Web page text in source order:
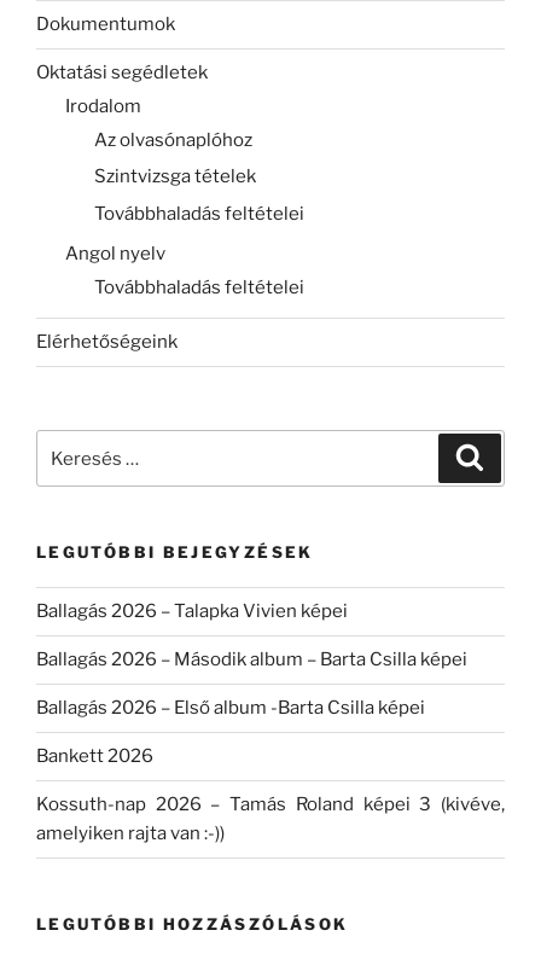
Dokumentumok
Oktatási segédletek
Irodalom
Az olvasónaplóhoz
Szintvizsga tételek
Továbbhaladás feltételei
Angol nyelv
Továbbhaladás feltételei
Elérhetőségeink
LEGUTÓBBI BEJEGYZÉSEK
Ballagás 2026 – Talapka Vivien képei
Ballagás 2026 – Második album – Barta Csilla képei
Ballagás 2026 – Első album -Barta Csilla képei
Bankett 2026
Kossuth-nap 2026 – Tamás Roland képei 3 (kivéve,
amelyiken rajta van :-))
LEGUTÓBBI HOZZÁSZÓLÁSOK